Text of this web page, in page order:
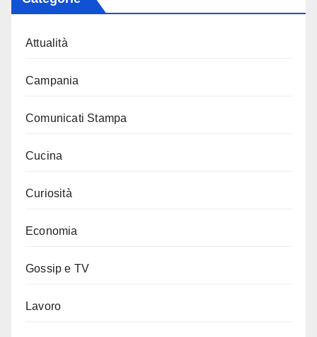
Attualità
Campania
Comunicati Stampa
Cucina
Curiosità
Economia
Gossip e TV
Lavoro